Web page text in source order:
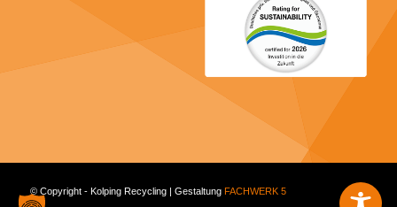
© Copyright - Kolping Recycling | Gestaltung FACHWERK 5